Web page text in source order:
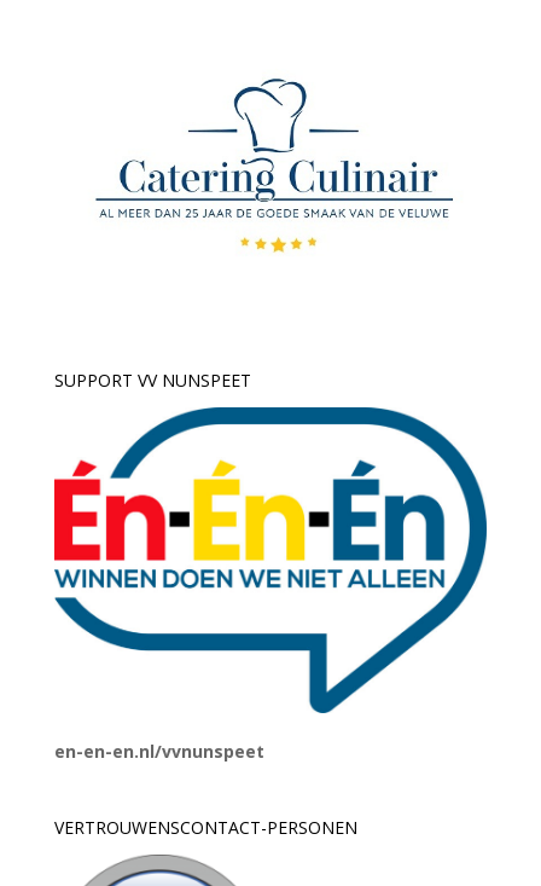
SUPPORT VV NUNSPEET
en-en-en.nl/vvnunspeet
VERTROUWENSCONTACT-PERSONEN